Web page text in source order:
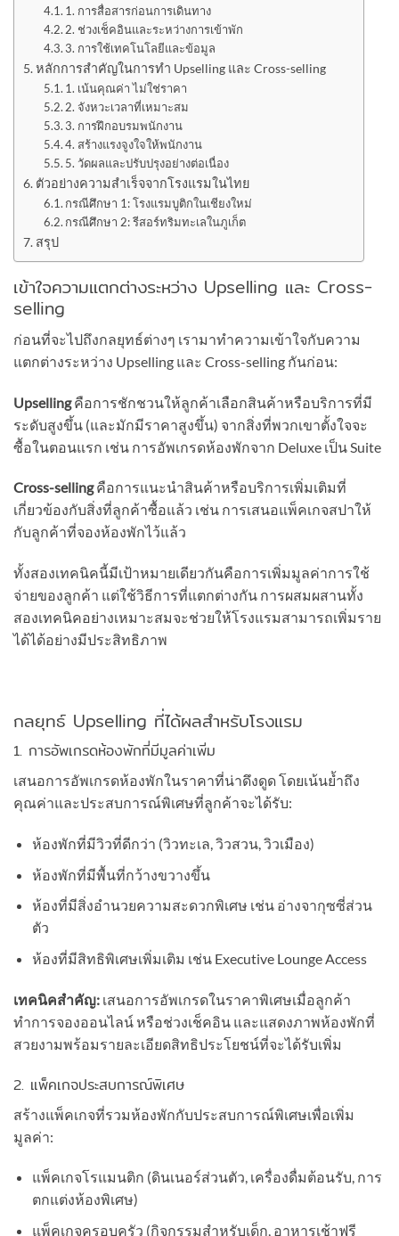
1. การสื่อสารก่อนการเดินทาง
2. ช่วงเช็คอินและระหว่างการเข้าพัก
3. การใช้เทคโนโลยีและข้อมูล
หลักการสำคัญในการทำ Upselling และ Cross-selling
1. เน้นคุณค่า ไม่ใช่ราคา
2. จังหวะเวลาที่เหมาะสม
3. การฝึกอบรมพนักงาน
4. สร้างแรงจูงใจให้พนักงาน
5. วัดผลและปรับปรุงอย่างต่อเนื่อง
ตัวอย่างความสำเร็จจากโรงแรมในไทย
กรณีศึกษา 1: โรงแรมบูติกในเชียงใหม่
กรณีศึกษา 2: รีสอร์ทริมทะเลในภูเก็ต
สรุป
เข้าใจความแตกต่างระหว่าง Upselling และ Cross-
selling
ก่อนที่จะไปถึงกลยุทธ์ต่างๆ เรามาทำความเข้าใจกับความ
แตกต่างระหว่าง Upselling และ Cross-selling กันก่อน:
Upsellingคือการชักชวนให้ลูกค้าเลือกสินค้าหรือบริการที่มี
ระดับสูงขึ้น (และมักมีราคาสูงขึ้น) จากสิ่งที่พวกเขาตั้งใจจะ
ซื้อในตอนแรก เช่น การอัพเกรดห้องพักจาก Deluxe เป็น Suite
Cross-sellingคือการแนะนำสินค้าหรือบริการเพิ่มเติมที่
เกี่ยวข้องกับสิ่งที่ลูกค้าซื้อแล้ว เช่น การเสนอแพ็คเกจสปาให้
กับลูกค้าที่จองห้องพักไว้แล้ว
ทั้งสองเทคนิคนี้มีเป้าหมายเดียวกันคือการเพิ่มมูลค่าการใช้
จ่ายของลูกค้า แต่ใช้วิธีการที่แตกต่างกัน การผสมผสานทั้ง
สองเทคนิคอย่างเหมาะสมจะช่วยให้โรงแรมสามารถเพิ่มราย
ได้ได้อย่างมีประสิทธิภาพ
กลยุทธ์ Upselling ที่ได้ผลสำหรับโรงแรม
1. การอัพเกรดห้องพักที่มีมูลค่าเพิ่ม
เสนอการอัพเกรดห้องพักในราคาที่น่าดึงดูด โดยเน้นย้ำถึง
คุณค่าและประสบการณ์พิเศษที่ลูกค้าจะได้รับ:
ห้องพักที่มีวิวที่ดีกว่า (วิวทะเล, วิวสวน, วิวเมือง)
ห้องพักที่มีพื้นที่กว้างขวางขึ้น
ห้องที่มีสิ่งอำนวยความสะดวกพิเศษ เช่น อ่างจากุซซี่ส่วน
ตัว
ห้องที่มีสิทธิพิเศษเพิ่มเติม เช่น Executive Lounge Access
เทคนิคสำคัญ: เสนอการอัพเกรดในราคาพิเศษเมื่อลูกค้า
ทำการจองออนไลน์ หรือช่วงเช็คอิน และแสดงภาพห้องพักที่
สวยงามพร้อมรายละเอียดสิทธิประโยชน์ที่จะได้รับเพิ่ม
2. แพ็คเกจประสบการณ์พิเศษ
สร้างแพ็คเกจที่รวมห้องพักกับประสบการณ์พิเศษเพื่อเพิ่ม
มูลค่า:
แพ็คเกจโรแมนติก (ดินเนอร์ส่วนตัว, เครื่องดื่มต้อนรับ, การ
ตกแต่งห้องพิเศษ)
แพ็คเกจครอบครัว (กิจกรรมสำหรับเด็ก, อาหารเช้าฟรี